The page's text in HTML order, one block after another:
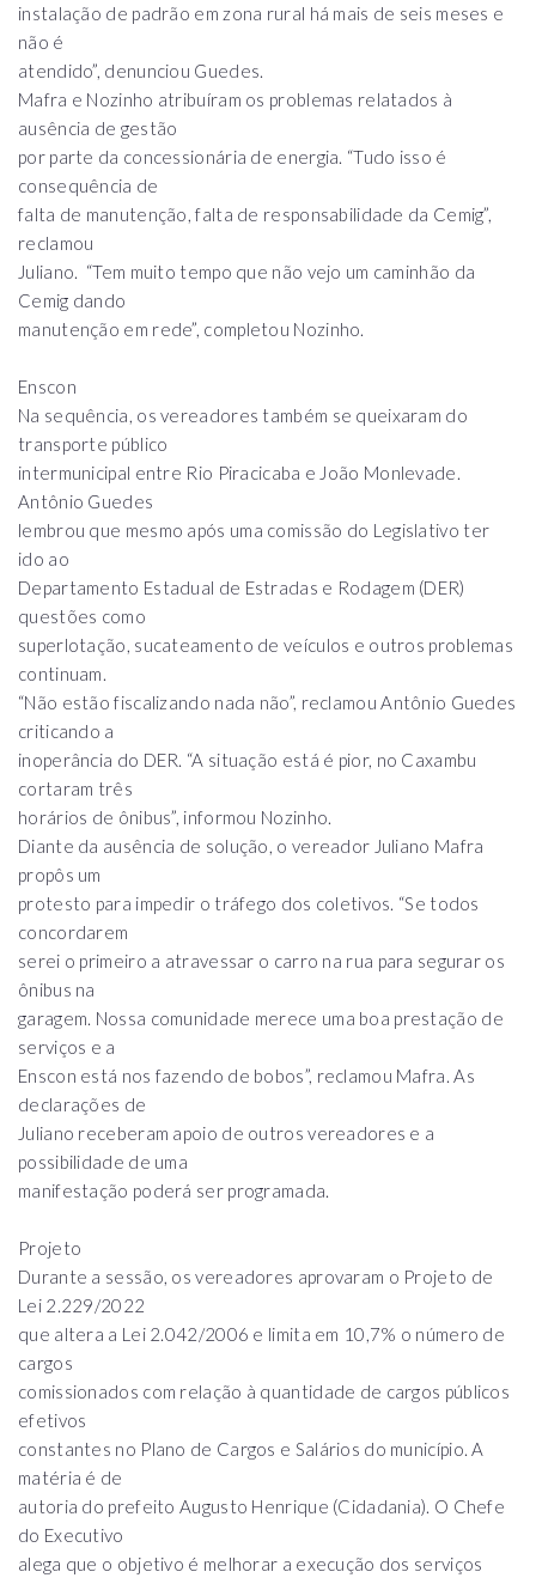
instalação de padrão em zona rural há mais de seis meses e
não é
atendido”, denunciou Guedes.
Mafra e Nozinho atribuíram os problemas relatados à
ausência de gestão
por parte da concessionária de energia. “Tudo isso é
consequência de
falta de manutenção, falta de responsabilidade da Cemig”,
reclamou
Juliano. “Tem muito tempo que não vejo um caminhão da
Cemig dando
manutenção em rede”, completou Nozinho.
Enscon
Na sequência, os vereadores também se queixaram do
transporte público
intermunicipal entre Rio Piracicaba e João Monlevade.
Antônio Guedes
lembrou que mesmo após uma comissão do Legislativo ter
ido ao
Departamento Estadual de Estradas e Rodagem (DER)
questões como
superlotação, sucateamento de veículos e outros problemas
continuam.
“Não estão fiscalizando nada não”, reclamou Antônio Guedes
criticando a
inoperância do DER. “A situação está é pior, no Caxambu
cortaram três
horários de ônibus”, informou Nozinho.
Diante da ausência de solução, o vereador Juliano Mafra
propôs um
protesto para impedir o tráfego dos coletivos. “Se todos
concordarem
serei o primeiro a atravessar o carro na rua para segurar os
ônibus na
garagem. Nossa comunidade merece uma boa prestação de
serviços e a
Enscon está nos fazendo de bobos”, reclamou Mafra. As
declarações de
Juliano receberam apoio de outros vereadores e a
possibilidade de uma
manifestação poderá ser programada.
Projeto
Durante a sessão, os vereadores aprovaram o Projeto de
Lei 2.229/2022
que altera a Lei 2.042/2006 e limita em 10,7% o número de
cargos
comissionados com relação à quantidade de cargos públicos
efetivos
constantes no Plano de Cargos e Salários do município. A
matéria é de
autoria do prefeito Augusto Henrique (Cidadania). O Chefe
do Executivo
alega que o objetivo é melhorar a execução dos serviços